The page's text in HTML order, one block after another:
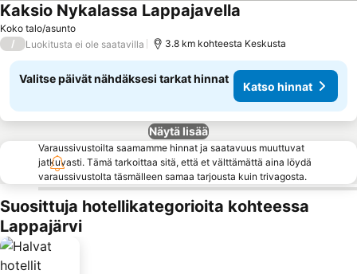
Koko talo/asunto
Kaksio Nykalassa Lappajavella
/ Luokitusta ei ole saatavilla 3.8 km kohteesta Keskusta
Valitse päivät nähdäksesi tarkat hinnat
Katso hinnat
Näytä lisää
Varaussivustoilta saamamme hinnat ja saatavuus muuttuvat
jatkuvasti. Tämä tarkoittaa sitä, että et välttämättä aina löydä
varaussivustolta täsmälleen samaa tarjousta kuin trivagosta.
Suosittuja hotellikategorioita kohteessa
Lappajärvi